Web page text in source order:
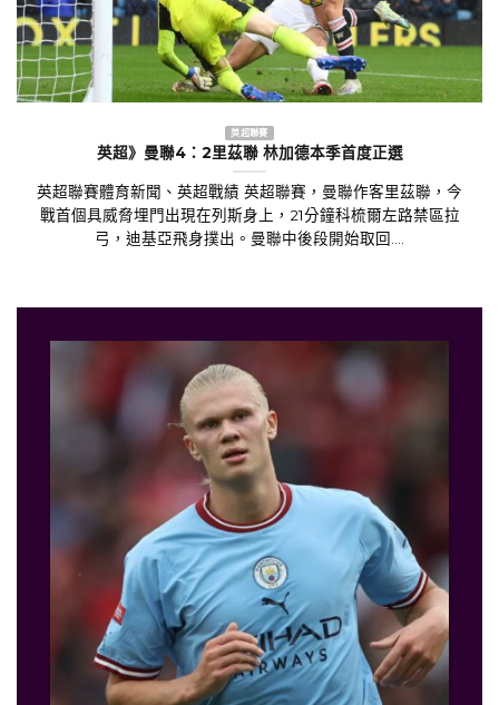
英超聯賽
英超》曼聯4：2里茲聯 林加德本季首度正選
英超聯賽體育新聞、英超戰績 英超聯賽，曼聯作客里茲聯，今
戰首個具威脅埋門出現在列斯身上，21分鐘科梳爾左路禁區拉
弓，迪基亞飛身撲出。曼聯中後段開始取回....